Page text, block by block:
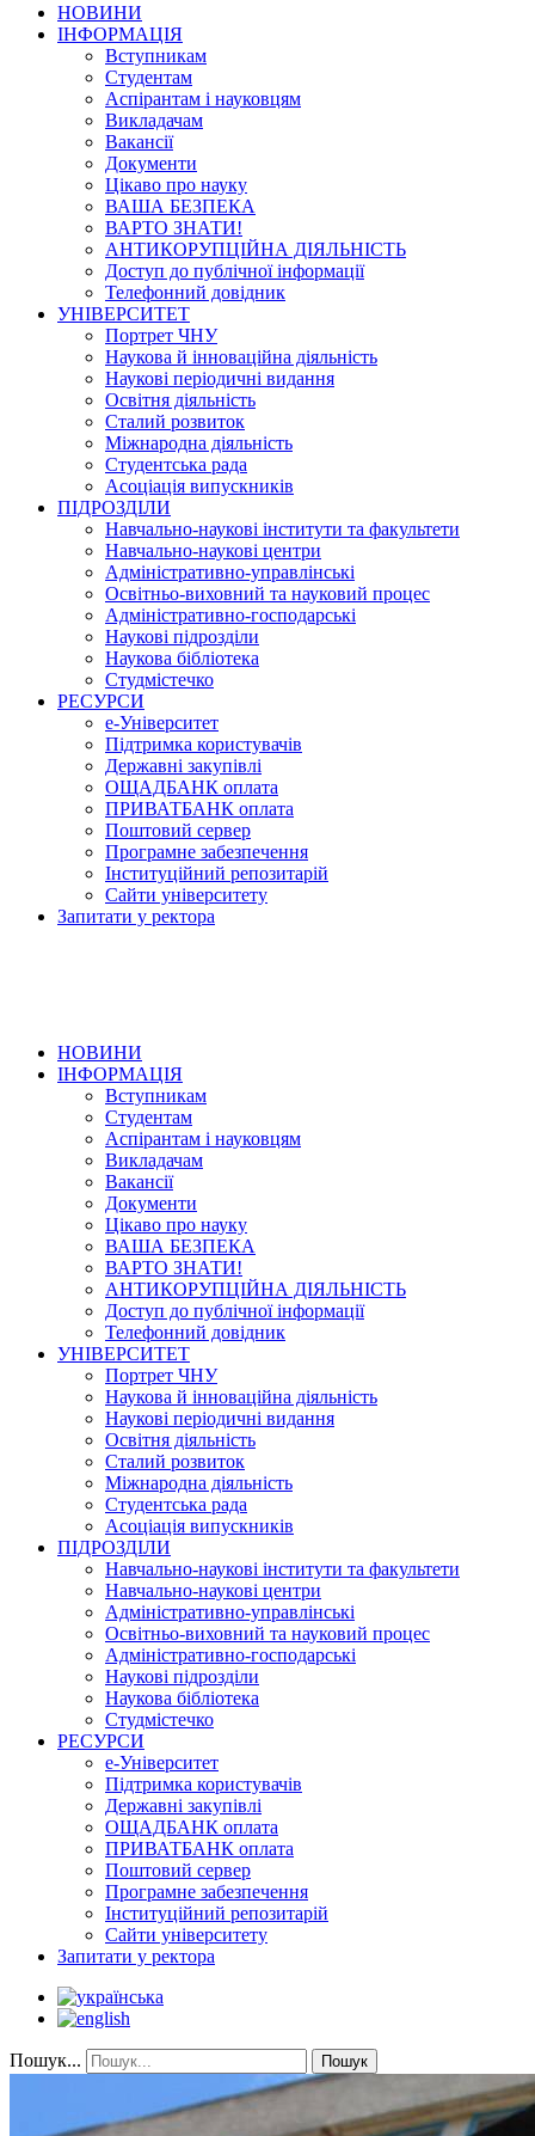
НОВИНИ
ІНФОРМАЦІЯ
Вступникам
Студентам
Аспірантам і науковцям
Викладачам
Вакансії
Документи
Цікаво про науку
ВАША БЕЗПЕКА
ВАРТО ЗНАТИ!
АНТИКОРУПЦІЙНА ДІЯЛЬНІСТЬ
Доступ до публічної інформації
Телефонний довідник
УНІВЕРСИТЕТ
Портрет ЧНУ
Наукова й інноваційна діяльність
Наукові періодичні видання
Освітня діяльність
Сталий розвиток
Міжнародна діяльність
Студентська рада
Асоціація випускників
ПІДРОЗДІЛИ
Навчально-наукові інститути та факультети
Навчально-наукові центри
Адміністративно-управлінські
Освітньо-виховний та науковий процес
Адміністративно-господарські
Наукові підрозділи
Наукова бібліотека
Студмістечко
РЕСУРСИ
е-Університет
Підтримка користувачів
Державні закупівлі
ОЩАДБАНК оплата
ПРИВАТБАНК оплата
Поштовий сервер
Програмне забезпечення
Інституційний репозитарій
Сайти університету
Запитати у ректора
НОВИНИ
ІНФОРМАЦІЯ
Вступникам
Студентам
Аспірантам і науковцям
Викладачам
Вакансії
Документи
Цікаво про науку
ВАША БЕЗПЕКА
ВАРТО ЗНАТИ!
АНТИКОРУПЦІЙНА ДІЯЛЬНІСТЬ
Доступ до публічної інформації
Телефонний довідник
УНІВЕРСИТЕТ
Портрет ЧНУ
Наукова й інноваційна діяльність
Наукові періодичні видання
Освітня діяльність
Сталий розвиток
Міжнародна діяльність
Студентська рада
Асоціація випускників
ПІДРОЗДІЛИ
Навчально-наукові інститути та факультети
Навчально-наукові центри
Адміністративно-управлінські
Освітньо-виховний та науковий процес
Адміністративно-господарські
Наукові підрозділи
Наукова бібліотека
Студмістечко
РЕСУРСИ
е-Університет
Підтримка користувачів
Державні закупівлі
ОЩАДБАНК оплата
ПРИВАТБАНК оплата
Поштовий сервер
Програмне забезпечення
Інституційний репозитарій
Сайти університету
Запитати у ректора
Пошук... Пошук